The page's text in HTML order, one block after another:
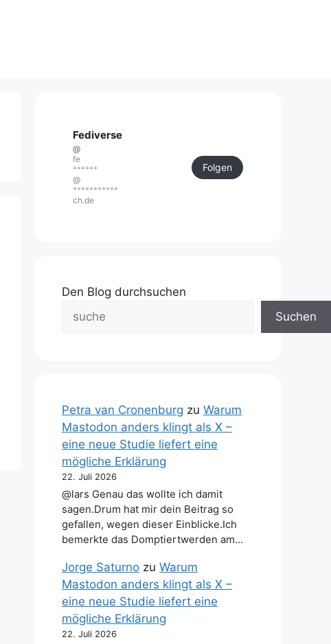
Fediverse
@
fe
******
@
***********
ch.de
Folgen
Den Blog durchsuchen
Suchen
Petra van Cronenburg zu Warum
Mastodon anders klingt als X –
eine neue Studie liefert eine
mögliche Erklärung
22. Juli 2026
@lars Genau das wollte ich damit
sagen.Drum hat mir dein Beitrag so
gefallen, wegen dieser Einblicke.Ich
bemerkte das Domptiertwerden am…
Jorge Saturno zu Warum
Mastodon anders klingt als X –
eine neue Studie liefert eine
mögliche Erklärung
22. Juli 2026